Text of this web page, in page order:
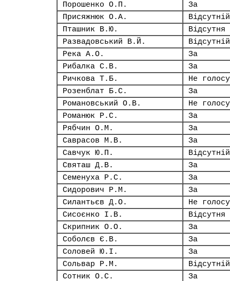
Порошенко О.П.
За
Присяжнюк О.А.
Відсутній
Пташник В.Ю.
Відсутня
Развадовський В.Й.
Відсутній
Река А.О.
За
Рибалка С.В.
За
Ричкова Т.Б.
Не
Розенблат Б.С.
За
Романовський О.В.
Не
Романюк Р.С.
За
Рябчин О.М.
За
Саврасов М.В.
За
Савчук Ю.П.
Відсутній
Святаш Д.В.
За
Семенуха Р.С.
За
Сидорович Р.М.
За
Силантьєв Д.О.
Не
Сисоєнко І.В.
Відсутня
Скрипник О.О.
За
Соболєв Є.В.
За
Соловей Ю.І.
За
Сольвар Р.М.
Відсутній
Сотник О.С.
За